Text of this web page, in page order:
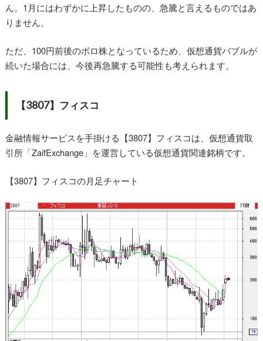
ん。1月にはわずかに上昇したものの、急騰と言えるものではあ
りません。
ただ、100円前後のボロ株となっているため、仮想通貨バブルが
続いた場合には、今後再急騰する可能性も考えられます。
【3807】フィスコ
金融情報サービスを手掛ける【3807】フィスコは、仮想通貨取
引所「ZaifExchange」を運営している仮想通貨関連銘柄です。
【3807】フィスコの月足チャート